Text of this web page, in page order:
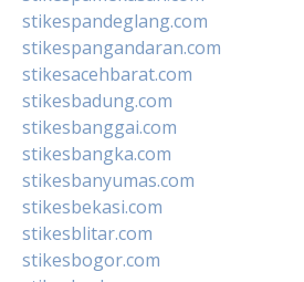
stikespandeglang.com
stikespangandaran.com
stikesacehbarat.com
stikesbadung.com
stikesbanggai.com
stikesbangka.com
stikesbanyumas.com
stikesbekasi.com
stikesblitar.com
stikesbogor.com